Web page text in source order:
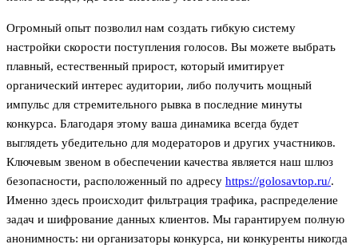
Огромный опыт позволил нам создать гибкую систему
настройки скорости поступления голосов. Вы можете выбрать
плавный, естественный прирост, который имитирует
органический интерес аудитории, либо получить мощный
импульс для стремительного рывка в последние минуты
конкурса. Благодаря этому ваша динамика всегда будет
выглядеть убедительно для модераторов и других участников.
Ключевым звеном в обеспечении качества является наш шлюз
безопасности, расположенный по адресу https://golosavtop.ru/.
Именно здесь происходит фильтрация трафика, распределение
задач и шифрование данных клиентов. Мы гарантируем полную
анонимность: ни организаторы конкурса, ни конкуренты никогда